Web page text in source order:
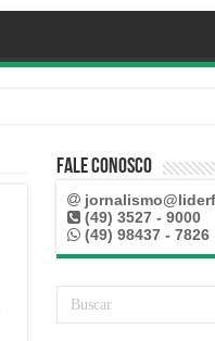
Fale Conosco
(49) 3527 - 9000
(49) 98437 - 7826